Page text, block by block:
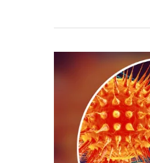
e
diagnósticos
medicina